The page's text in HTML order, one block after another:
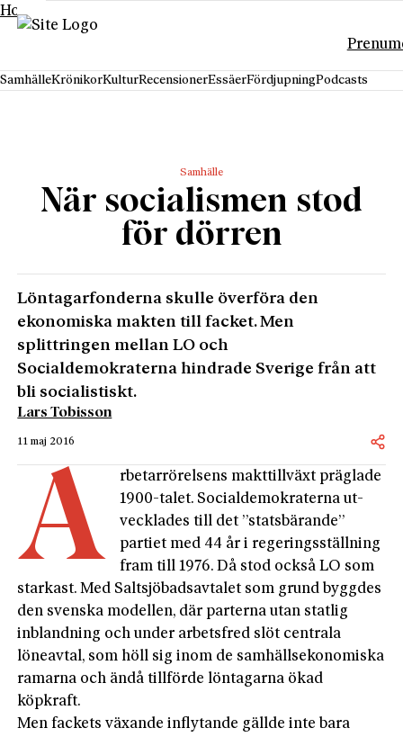
Hoppa till innehåll
SamhälleKrönikorKulturRecensionerEssäerFördjupningPodcasts
Samhälle
När socialismen stod
för dörren
Löntagarfonderna skulle överföra den
ekonomiska makten till facket. Men
splittringen mellan LO och
Socialdemokraterna hindrade Sverige från att
bli socialistiskt.
Lars Tobisson
11 maj 2016
A
rbetarrörelsens makttillväxt präglade
1900-talet. Socialdemokraterna ut-
vecklades till det ”statsbärande”
partiet med 44 år i regeringsställning
fram till 1976. Då stod också LO som
starkast. Med Saltsjöbadsavtalet som grund byggdes
den svenska modellen, där parterna utan statlig
inblandning och under arbetsfred slöt centrala
löneavtal, som höll sig inom de samhällsekonomiska
ramarna och ändå tillförde löntagarna ökad
köpkraft.
Men fackets växande inflytande gällde inte bara